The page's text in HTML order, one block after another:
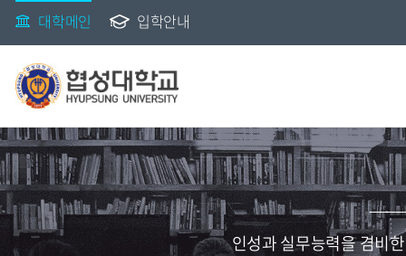
대학메인 입학안내
인성과 실무능력을 겸비